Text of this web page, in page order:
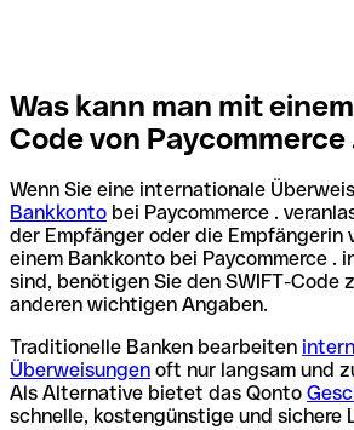
Was kann man mit
Code von Paycommerce
Wenn Sie eine internationale
Bankkonto bei Paycommerce .
der Empfänger oder die Empfängerin
einem Bankkonto bei Paycommerce .
sind, benötigen Sie den SWIFT-Code
anderen wichtigen Angaben.
Traditionelle Banken bearbeiten
Überweisungen oft nur langsam und
Als Alternative bietet das Qonto
schnelle, kostengünstige und sichere